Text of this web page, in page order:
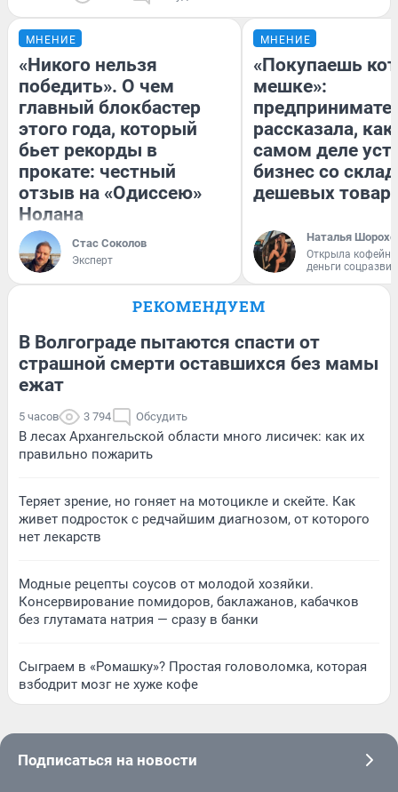
МНЕНИЕ
«Никого нельзя
победить». О чем
главный блокбастер
этого года, который
бьет рекорды в
прокате: честный
отзыв на «Одиссею»
Нолана
Стас Соколов
Эксперт
МНЕНИЕ
«Покупаешь
мешке»:
рассказала, как
самом деле
бизнес со
дешевых
Наталья
Открыла
деньги
РЕКОМЕНДУЕМ
В Волгограде пытаются спасти от
страшной смерти оставшихся без мамы
ежат
5 часов 3 794 Обсудить
В лесах Архангельской области много лисичек: как их
правильно пожарить
Теряет зрение, но гоняет на мотоцикле и скейте. Как
живет подросток с редчайшим диагнозом, от которого
нет лекарств
Модные рецепты соусов от молодой хозяйки.
Консервирование помидоров, баклажанов, кабачков
без глутамата натрия — сразу в банки
Сыграем в «Ромашку»? Простая головоломка, которая
взбодрит мозг не хуже кофе
Подписаться на новости